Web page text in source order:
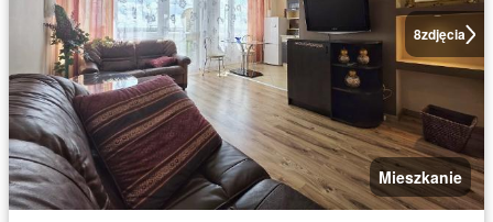
8zdjęcia
Mieszkanie